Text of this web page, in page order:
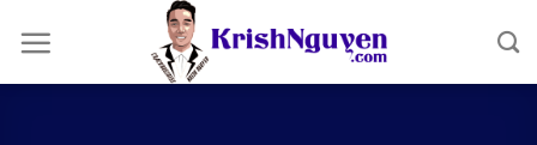
qua
nội